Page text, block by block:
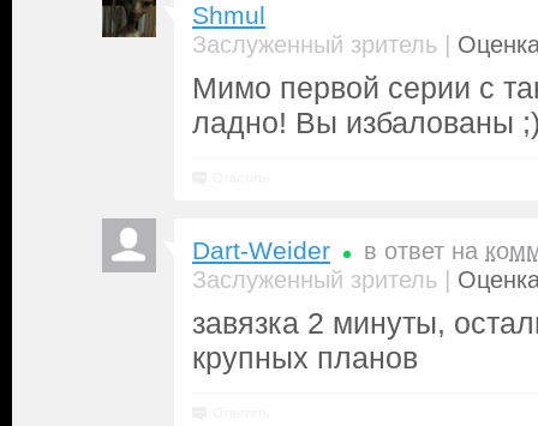
Shmul
Заслуженный зритель |
Мимо первой серии с
ладно! Вы избалованы
Dart-Weider в ответ на
Заслуженный зритель |
завязка 2 минуты,
крупных планов